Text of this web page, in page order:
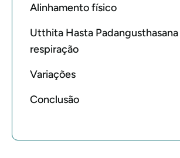
Alinhamento físico
Utthita Hasta Padangusthasana
respiração
Variações
Conclusão